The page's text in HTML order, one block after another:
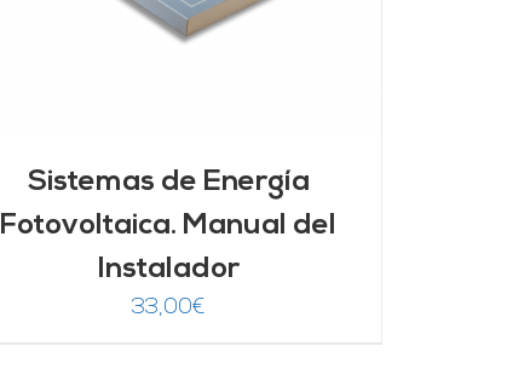
Sistemas de Energía
Fotovoltaica. Manual del
Instalador
33,00€